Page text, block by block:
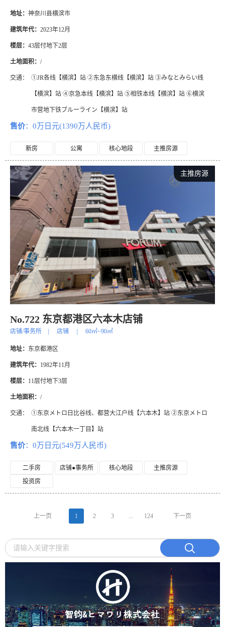
地址： 神奈川县横滨市
建筑年代： 2023年12月
楼层： 43层付地下2层
土地面积： /
交通： ①JR各线【横滨】站 ②东急东横线【横滨】站 ③みなとみらい线
【横滨】站 ④京急本线【横滨】站 ⑤相铁本线【横滨】站 ⑥横滨
市营地下铁ブルーライン【横滨】站
售价：0万日元(1390万人民币)
新房 公寓 核心地段 主推房源
主推房源
No.722 东京都港区六本木店铺
店铺/事务所 | 店铺 | 60㎡~90㎡
地址： 东京都港区
建筑年代： 1982年11月
楼层： 11层付地下3层
土地面积： /
交通： ①东京メトロ日比谷线、都营大江户线【六本木】站 ②东京メトロ
南北线【六本木一丁目】站
售价：0万日元(549万人民币)
二手房 店铺●事务所 核心地段
主推房源
投资房
上一页 1 2 3 ... 124 下一页